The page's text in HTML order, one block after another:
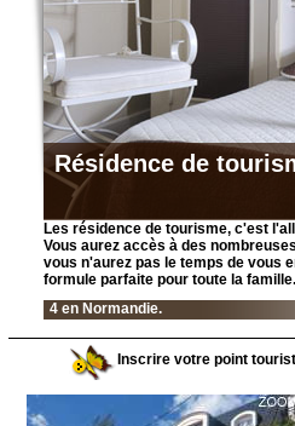
Résidence de
Les résidence de tourisme, c'est
Vous aurez accès à des
vous n'aurez pas le temps de vous
formule parfaite pour toute la famille.
4 en Normandie.
Inscrire votre point